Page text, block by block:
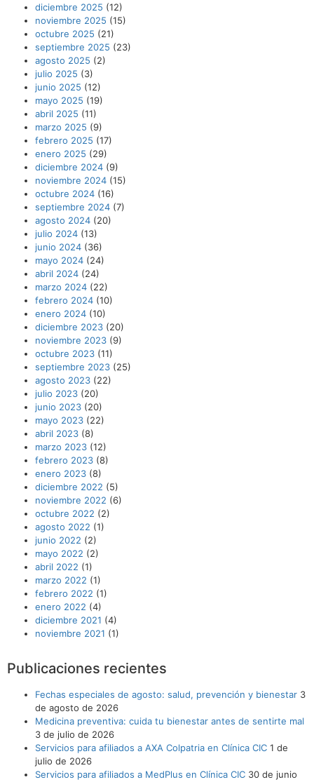
diciembre 2025 (12)
noviembre 2025 (15)
octubre 2025 (21)
septiembre 2025 (23)
agosto 2025 (2)
julio 2025 (3)
junio 2025 (12)
mayo 2025 (19)
abril 2025 (11)
marzo 2025 (9)
febrero 2025 (17)
enero 2025 (29)
diciembre 2024 (9)
noviembre 2024 (15)
octubre 2024 (16)
septiembre 2024 (7)
agosto 2024 (20)
julio 2024 (13)
junio 2024 (36)
mayo 2024 (24)
abril 2024 (24)
marzo 2024 (22)
febrero 2024 (10)
enero 2024 (10)
diciembre 2023 (20)
noviembre 2023 (9)
octubre 2023 (11)
septiembre 2023 (25)
agosto 2023 (22)
julio 2023 (20)
junio 2023 (20)
mayo 2023 (22)
abril 2023 (8)
marzo 2023 (12)
febrero 2023 (8)
enero 2023 (8)
diciembre 2022 (5)
noviembre 2022 (6)
octubre 2022 (2)
agosto 2022 (1)
junio 2022 (2)
mayo 2022 (2)
abril 2022 (1)
marzo 2022 (1)
febrero 2022 (1)
enero 2022 (4)
diciembre 2021 (4)
noviembre 2021 (1)
Publicaciones recientes
Fechas especiales de agosto: salud, prevención y bienestar 3
de agosto de 2026
Medicina preventiva: cuida tu bienestar antes de sentirte mal
3 de julio de 2026
Servicios para afiliados a AXA Colpatria en Clínica CIC 1 de
julio de 2026
Servicios para afiliados a MedPlus en Clínica CIC 30 de junio